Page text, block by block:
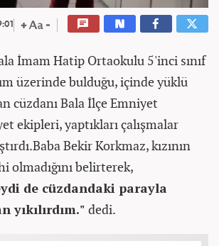
İmam Hatip Ortaokulu 5'inci sınıf
üzerinde bulduğu, içinde yüklü
cüzdanı Bala İlçe Emniyet
ekipleri, yaptıkları çalışmalar
Bekir Korkmaz, kızının
olmadığını belirterek,
de cüzdandaki parayla
yıkılırdım." dedi.